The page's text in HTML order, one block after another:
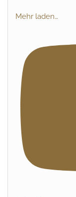
Mehr laden…